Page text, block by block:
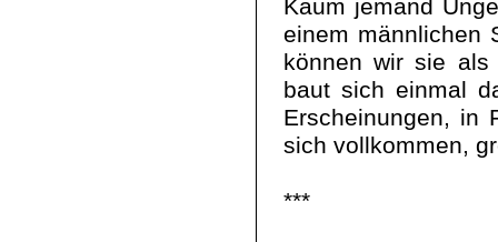
Kaum jemand
einem männlichen
können wir sie als
baut sich einmal
Erscheinungen, in
sich vollkommen,
***